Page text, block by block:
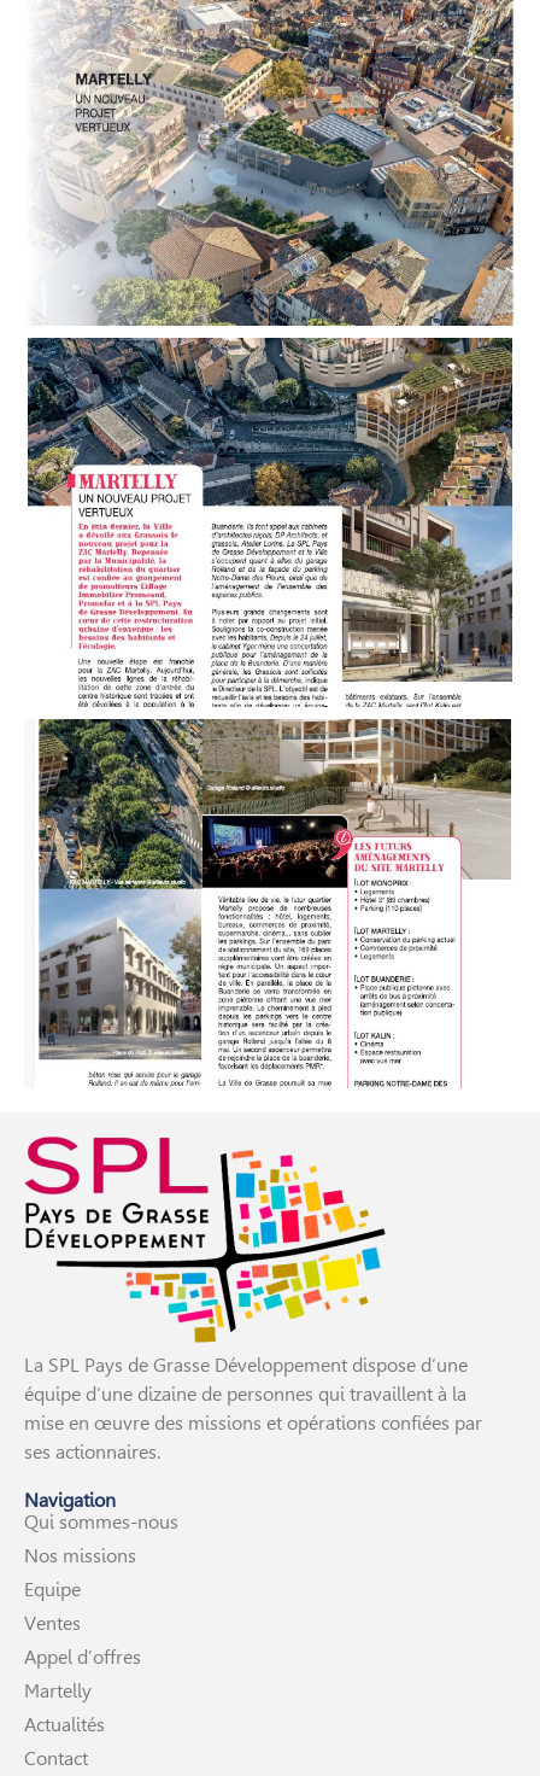
La SPL Pays de Grasse Développement dispose d’une
équipe d’une dizaine de personnes qui travaillent à la
mise en œuvre des missions et opérations confiées par
ses actionnaires.
Navigation
Qui sommes-nous
Nos missions
Equipe
Ventes
Appel d’offres
Martelly
Actualités
Contact